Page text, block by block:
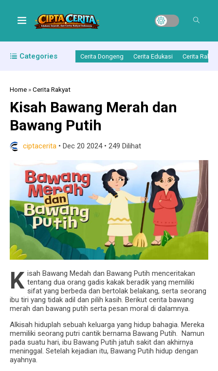
Categories Cerita Dongeng Cerita Edukasi Cerita Rakyat
Home »Cerita Rakyat
Kisah Bawang Merah dan
Bawang Putih
ciptacerita • Dec 20 2024• 249 Dilihat
K isah Bawang Medah dan Bawang Putih menceritakan
tentang dua orang gadis kakak beradik yang memiliki
sifat yang berbeda dan bertolak belakang, serta seorang
ibu tiri yang tidak adil dan pilih kasih. Berikut cerita bawang
merah dan bawang putih serta pesan moral di dalamnya.
Alkisah hiduplah sebuah keluarga yang hidup bahagia. Mereka
memiliki seorang putri cantik bernama Bawang Putih. Namun
pada suatu hari, ibu Bawang Putih jatuh sakit dan akhirnya
meninggal. Setelah kejadian itu, Bawang Putih hidup dengan
ayahnya.